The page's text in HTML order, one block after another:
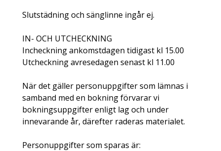
Slutstädning och sänglinne ingår ej.
IN- OCH UTCHECKNING
Incheckning ankomstdagen tidigast kl 15.00
Utcheckning avresedagen senast kl 11.00
När det gäller personuppgifter som lämnas i
samband med en bokning förvarar vi
bokningsuppgifter enligt lag och under
innevarande år, därefter raderas materialet.
Personuppgifter som sparas är: